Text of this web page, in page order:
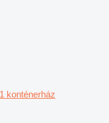
konténerház